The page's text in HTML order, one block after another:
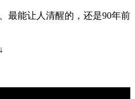
能让人清醒的，还是90年前